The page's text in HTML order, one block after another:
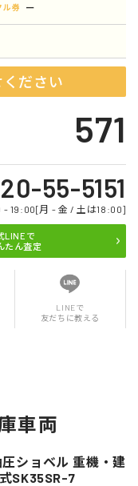
ル券 ー
ださい
571
55-5151
19:00[月 - 金 / 土は18:00]
LINEで
たん査定
LINEで
友だちに教える
車両
ショベル 重機・建
SK35SR-7